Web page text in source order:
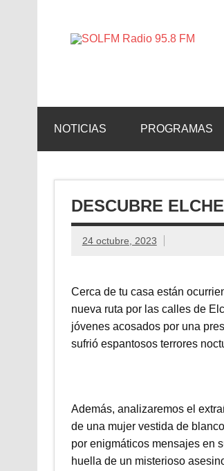
NOTICIAS PROGRAMAS
DESCUBRE
24 octubre, 2023
Cerca de tu casa están
nueva ruta por las calles de
jóvenes acosados por una
sufrió espantosos terrores
Además, analizaremos el
de una mujer vestida de
por enigmáticos mensajes en
huella de un misterioso